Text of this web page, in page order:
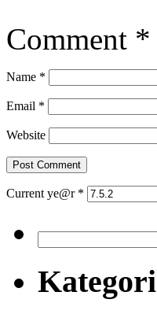
Comment *
Name *
Email *
Website
Current ye@r *
for:
Kategori